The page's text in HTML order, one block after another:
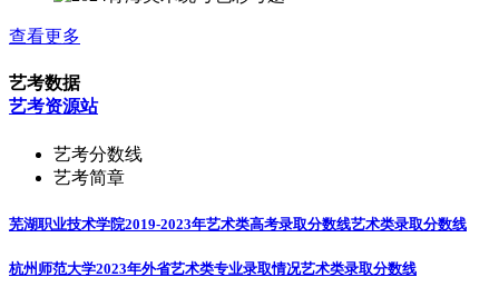
查看更多
艺考数据
艺考资源站
艺考分数线
艺考简章
芜湖职业技术学院2019-2023年艺术类高考录取分数线艺术类录取分数线
杭州师范大学2023年外省艺术类专业录取情况艺术类录取分数线